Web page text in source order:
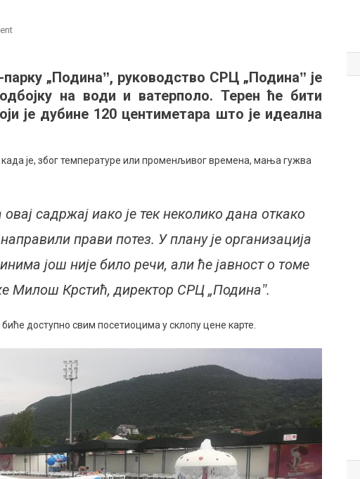
on
на
Аква-
парку
„Подинаˮ, руководство СРЦ „Подинаˮ је
на води и ватерполо. Терен ће бити
је дубине 120 центиметара што је идеална
је, због температуре или променљивог времена, мања гужва
садржај иако је тек неколико дана откако
прави потез. У плану је организација
још није било речи, али ће јавност о томе
Милош Крстић, директор СРЦ „Подинаˮ.
доступно свим посетиоцима у склопу цене карте.